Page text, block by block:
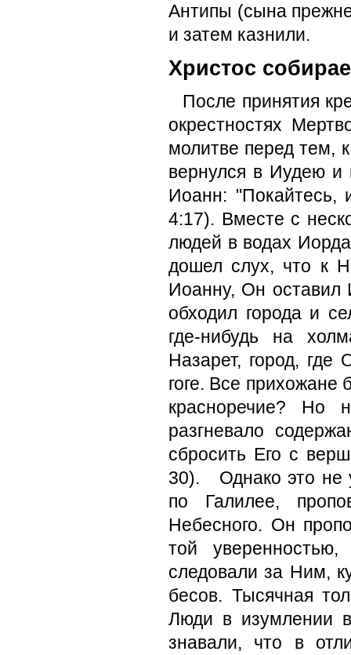
Антипы (сына
и затем казнили.
Христос
После принятия
окрестностях
молитве перед тем,
вернулся в Иудею и
Иоанн: "Покайтесь,
4:17). Вместе с
людей в водах
дошел слух, что к
Иоанну, Он оставил
обходил города и
где-ни­будь на
Назарет, город,
гоге. Все прихожане
красноречие?
разгневало
сбросить Его с
30). Однако это не
по Галилее,
Небесного. Он
той
следовали за Ним,
бесов. Тысячная
Люди в изумлении
знавали, что в